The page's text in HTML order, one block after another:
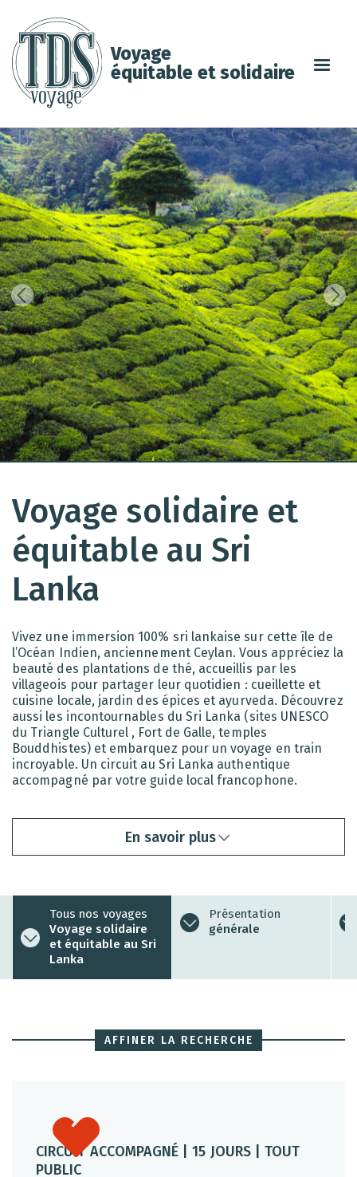
Voyage
équitable et solidaire
Voyage solidaire et
équitable au Sri
Lanka
Vivez une immersion 100% sri lankaise sur cette île de
l’Océan Indien, anciennement Ceylan. Vous appréciez la
beauté des plantations de thé, accueillis par les
villageois pour partager leur quotidien : cueillette et
cuisine locale, jardin des épices et ayurveda. Découvrez
aussi les incontournables du Sri Lanka (sites UNESCO
du Triangle Culturel , Fort de Galle, temples
Bouddhistes) et embarquez pour un voyage en train
incroyable. Un circuit au Sri Lanka authentique
accompagné par votre guide local francophone.
En savoir plus
Tous nos voyages
Voyage solidaire
et équitable au Sri
Lanka
Présentation
générale
AFFINER LA RECHERCHE
CIRCUIT ACCOMPAGNÉ | 15 JOURS | TOUT
PUBLIC